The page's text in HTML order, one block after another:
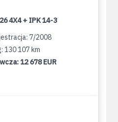
4X4 + IPK 14-3
7/2008
130 107 km
12 678 EUR